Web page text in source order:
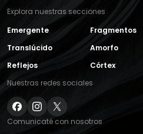
Explora nuestras secciones
Emergente
Fragmentos
Translúcido
Amorfo
Reflejos
Córtex
Nuestras redes sociales
Comunicaté con nosotros